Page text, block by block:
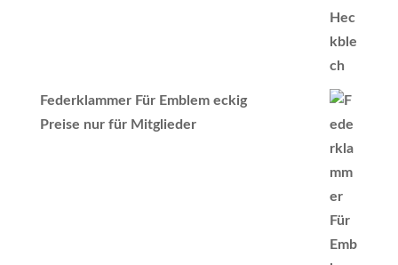
Federklammer Für Emblem eckig
Preise nur für Mitglieder